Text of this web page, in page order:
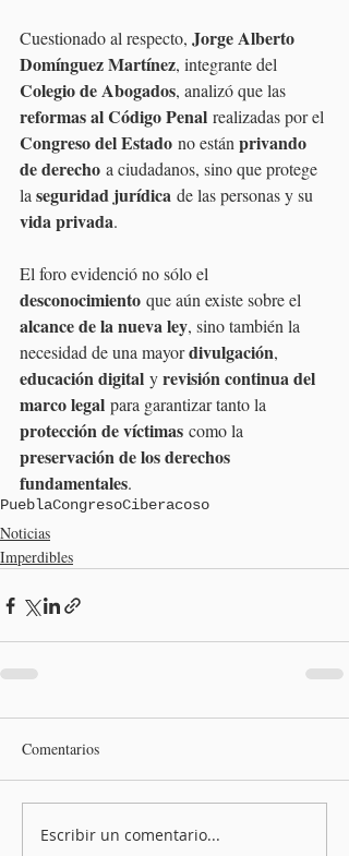
Cuestionado al respecto, Jorge Alberto
Domínguez Martínez, integrante del
Colegio de Abogados, analizó que las
reformas al Código Penal realizadas por el
Congreso del Estado no están privando
de derecho a ciudadanos, sino que protege
la seguridad jurídica de las personas y su
vida privada.
El foro evidenció no sólo el
desconocimiento que aún existe sobre el
alcance de la nueva ley, sino también la
necesidad de una mayor divulgación,
educación digital y revisión continua del
marco legal para garantizar tanto la
protección de víctimas como la
preservación de los derechos
fundamentales.
PueblaCongresoCiberacoso
Noticias
Imperdibles
Comentarios
Escribir un comentario...